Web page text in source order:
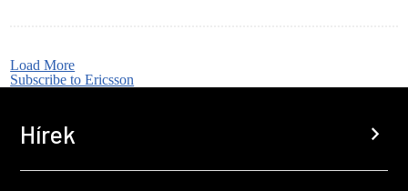
Load More
Subscribe to Ericsson
Hírek chevron_right